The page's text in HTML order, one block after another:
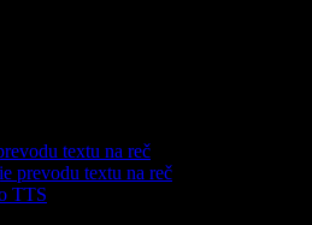
textu na reč
prevodu textu na reč
TTS